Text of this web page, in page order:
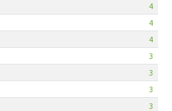
4
4
4
3
3
3
3